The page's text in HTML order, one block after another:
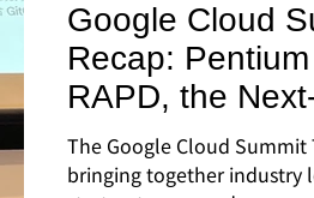
Google Cloud
Recap:
RAPD, the
Deployment
The Google Cloud Summit Taipei has
bringing together industry